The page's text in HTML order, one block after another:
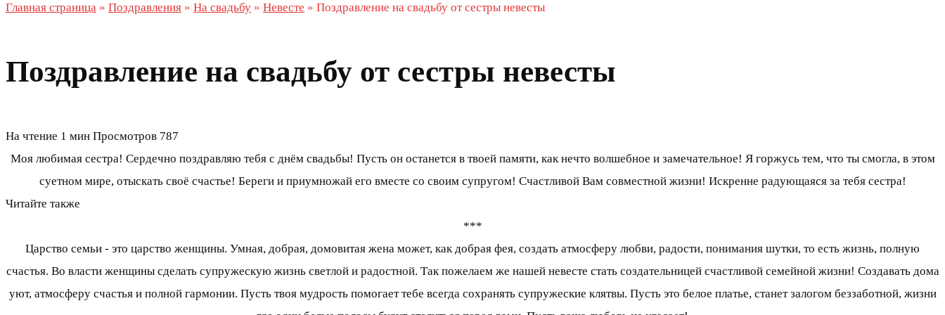
Главная страница » Поздравления » На свадьбу » Невесте » Поздравление на свадьбу от сестры невесты
Поздравление на свадьбу от сестры невесты
На чтение 1 мин Просмотров 787
Моя любимая сестра! Сердечно поздравляю тебя с днём свадьбы! Пусть он останется в твоей памяти, как нечто волшебное и замечательное! Я горжусь тем, что ты смогла, в этом
суетном мире, отыскать своё счастье! Береги и приумножай его вместе со своим супругом! Счастливой Вам совместной жизни! Искренне радующаяся за тебя сестра!
Читайте также
***
Царство семьи - это царство женщины. Умная, добрая, домовитая жена может, как добрая фея, создать атмосферу любви, радости, понимания шутки, то есть жизнь, полную
счастья. Во власти женщины сделать супружескую жизнь светлой и радостной. Так пожелаем же нашей невесте стать создательницей счастливой семейной жизни! Создавать дома
уют, атмосферу счастья и полной гармонии. Пусть твоя мудрость помогает тебе всегда сохранять супружеские клятвы. Пусть это белое платье, станет залогом беззаботной, жизни